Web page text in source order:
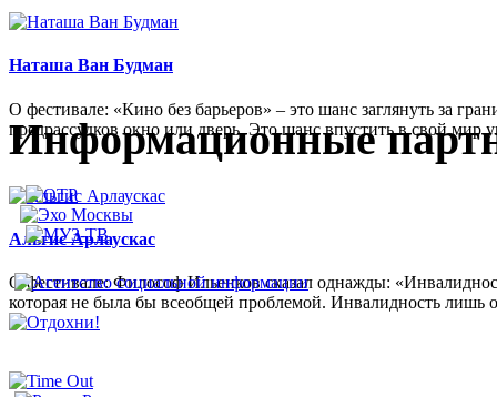
Наташа Ван Будман
О фестивале: «Кино без барьеров» – это шанс заглянуть за
предрассудков окно или дверь. Это шанс впустить в свой
Альгис Арлаускас
О фестивале: Философ Ильенков сказал однажды:
которая не была бы всеобщей проблемой. Инвалидность лишь
Информационные